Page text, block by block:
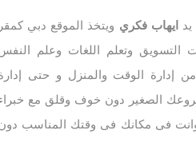
ايهاب فكري ويتخذ الموقع دبي كمقر
التسويق وتعلم اللغات وعلم
من إدارة الوقت والمنزل و حتى
الصغير دون خوف وقلق مع
وانت فى مكانك فى وقتك المناسب